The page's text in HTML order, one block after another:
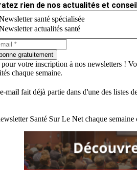
rien de nos actualités et
santé spécialisée
actualités santé
gratuitement
votre inscription à nos newsletters !
chaque semaine.
mail fait déjà partie dans d'une des listes
Santé Sur Le Net chaque